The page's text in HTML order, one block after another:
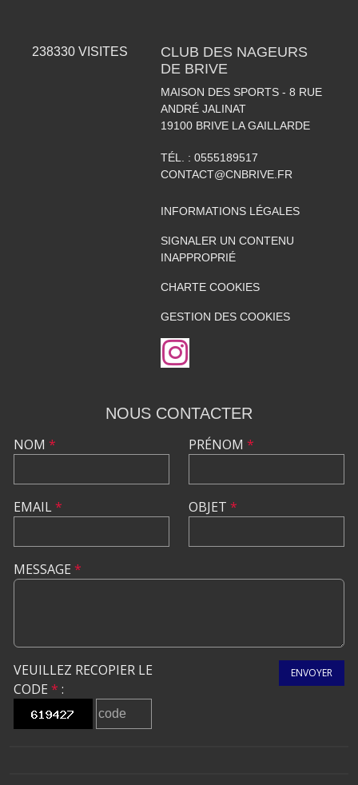
238330 VISITES
CLUB DES NAGEURS
DE BRIVE
MAISON DES SPORTS - 8 RUE
ANDRÉ JALINAT
19100 BRIVE LA GAILLARDE
TÉL. : 0555189517
CONTACT@CNBRIVE.FR
INFORMATIONS LÉGALES
SIGNALER UN CONTENU
INAPPROPRIÉ
CHARTE COOKIES
GESTION DES COOKIES
NOUS CONTACTER
NOM *
EMAIL*
PRÉNOM *
OBJET *
MESSAGE *
VEUILLEZ RECOPIER LE
CODE * :
ENVOYER